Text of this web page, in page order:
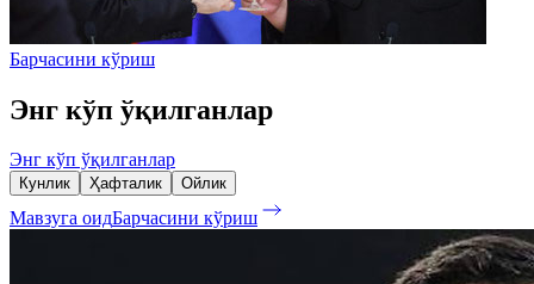
Барчасини кўриш
Энг кўп ўқилганлар
Энг кўп ўқилганлар
Кунлик Ҳафталик Ойлик
Мавзуга оидБарчасини кўриш